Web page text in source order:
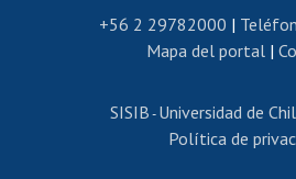
Revalidación y
Postulación al Programa de
Cursos de
+56 2 29782000 |
Mapa del portal|
SISIB - Universidad de
Política de